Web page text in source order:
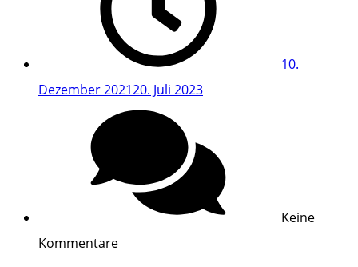
10.
Dezember 202120. Juli 2023
Keine
Kommentare